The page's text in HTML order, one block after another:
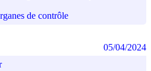
de contrôle
05/04/2024